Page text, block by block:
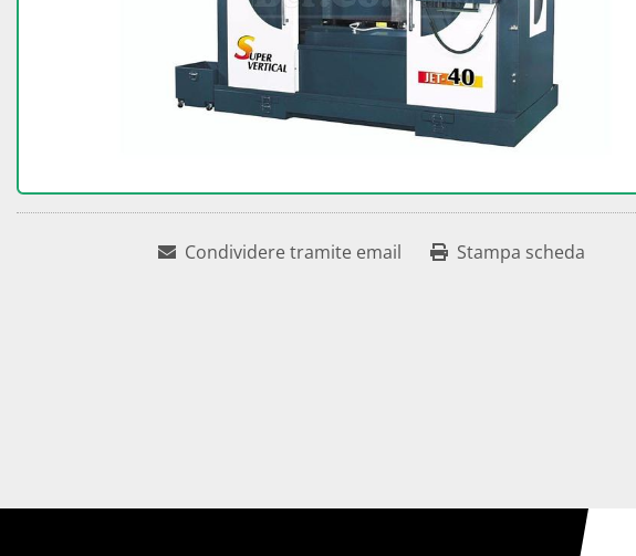
Condividere tramite email Stampa scheda